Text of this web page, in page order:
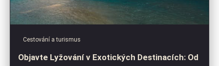
Cestování a turismus
Objavte Lyžování v Exotických Destinacích: Od